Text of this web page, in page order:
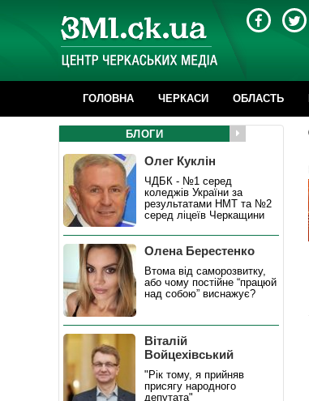
ГОЛОВНА ЧЕРКАСИ ОБЛАСТЬ
БЛОГИ
Олег Куклін
ЧДБК - №1 серед
коледжів України за
результатами НМТ та №2
серед ліцеїв Черкащини
Олена Берестенко
Втома від саморозвитку,
або чому постійне “працюй
над собою” виснажує?
Віталій
Войцехівський
"Рік тому, я прийняв
присягу народного
депутата"